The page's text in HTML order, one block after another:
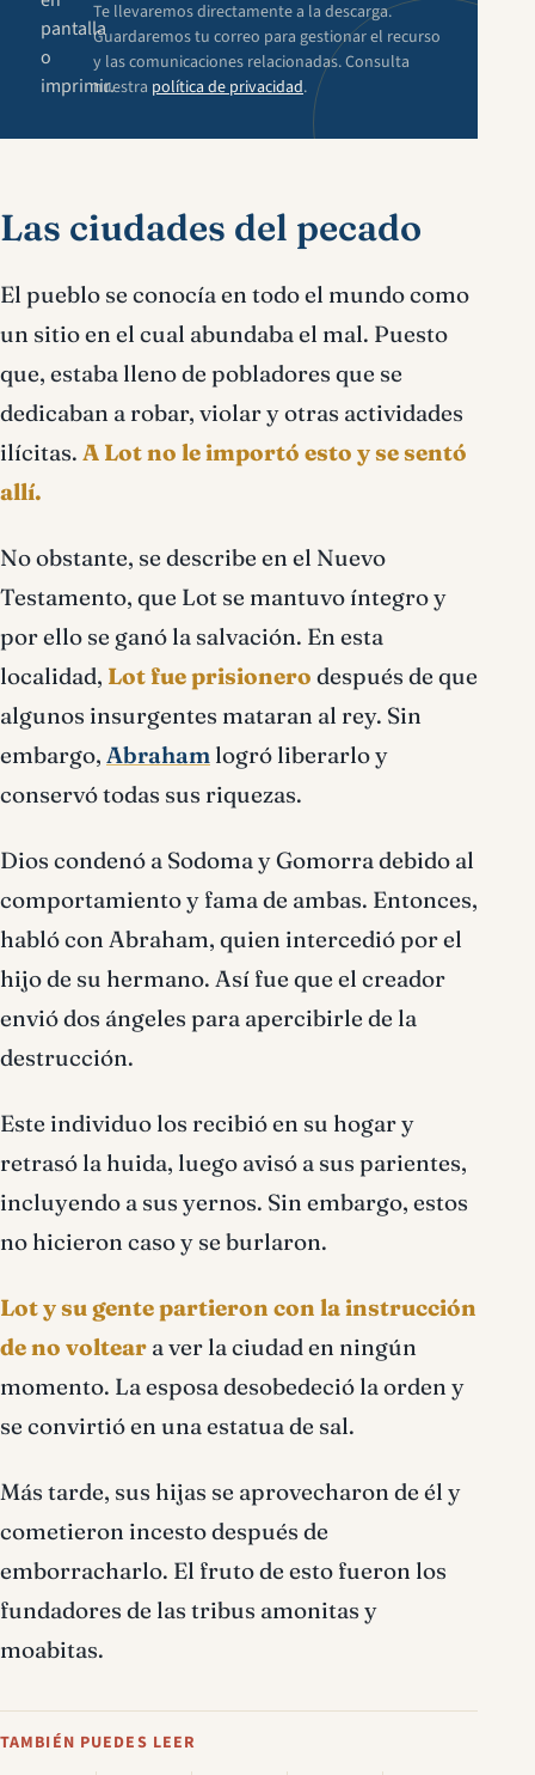
pantalla
o
imprimir.
Te llevaremos directamente a la descarga.
Guardaremos tu correo para gestionar el recurso
y las comunicaciones relacionadas. Consulta
nuestra política de privacidad.
Las ciudades del pecado
El pueblo se conocía en todo el mundo como
un sitio en el cual abundaba el mal. Puesto
que, estaba lleno de pobladores que se
dedicaban a robar, violar y otras actividades
ilícitas. A Lot no le importó esto y se sentó
allí.
No obstante, se describe en el Nuevo
Testamento, que Lot se mantuvo íntegro y
por ello se ganó la salvación. En esta
localidad, Lot fue prisionero después de que
algunos insurgentes mataran al rey. Sin
embargo, Abraham logró liberarlo y
conservó todas sus riquezas.
Dios condenó a Sodoma y Gomorra debido al
comportamiento y fama de ambas. Entonces,
habló con Abraham, quien intercedió por el
hijo de su hermano. Así fue que el creador
envió dos ángeles para apercibirle de la
destrucción.
Este individuo los recibió en su hogar y
retrasó la huida, luego avisó a sus parientes,
incluyendo a sus yernos. Sin embargo, estos
no hicieron caso y se burlaron.
Lot y su gente partieron con la instrucción
de no voltear a ver la ciudad en ningún
momento. La esposa desobedeció la orden y
se convirtió en una estatua de sal.
Más tarde, sus hijas se aprovecharon de él y
cometieron incesto después de
emborracharlo. El fruto de esto fueron los
fundadores de las tribus amonitas y
moabitas.
TAMBIÉN PUEDES LEER